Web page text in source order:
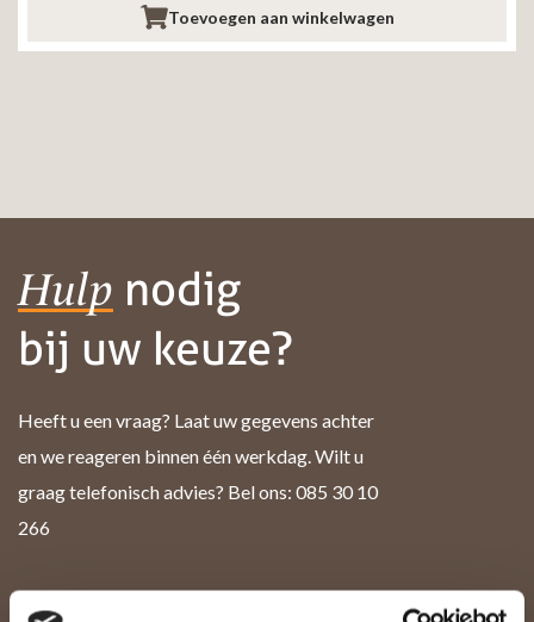
Toevoegen aan winkelwagen
Hulp nodig
bij uw keuze?
Heeft u een vraag? Laat uw gegevens achter
en we reageren binnen één werkdag. Wilt u
graag telefonisch advies? Bel ons: 085 30 10
266